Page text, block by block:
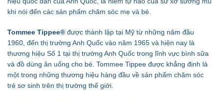
khi nói đến các sản phẩm chăm sóc mẹ và bé.
Tommee Tippee® được thành lập tại Mỹ từ những năm đầu
1960, đến thị trường Anh Quốc vào năm 1965 và hiện nay là
thương hiệu Số 1 tại thị trường Anh Quốc trong lĩnh vực bình sữa
và đồ dùng ăn uống cho bé. Tommee Tippee được khẳng định là
một trong những thương hiệu hàng đầu về sản phẩm chăm sóc
trẻ sơ sinh trên thị trường thế giới.